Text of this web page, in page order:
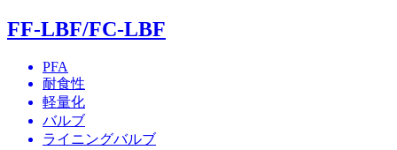
FF-LBF/FC-LBF
PFA
耐食性
軽量化
バルブ
ライニングバルブ